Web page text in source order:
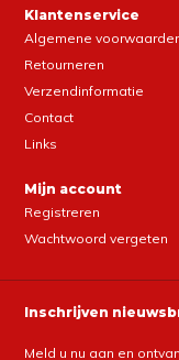
Klantenservice
Algemene
Retourneren
Verzendinformatie
Contact
Links
Mijn account
Registreren
Wachtwoord vergeten
Inschrijven
Meld u nu aan en